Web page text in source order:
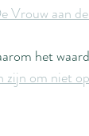
Vrouw aan
het
zijn om niet